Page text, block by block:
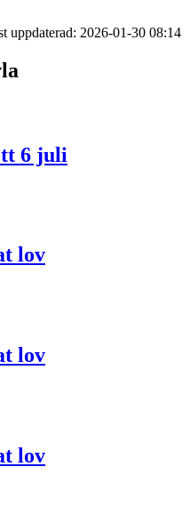
uppdaterad: 2026-01-30 08:14
6 juli
lov
lov
lov